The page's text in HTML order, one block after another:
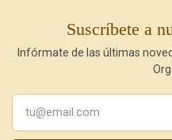
Suscríbete a
Infórmate de las últimas